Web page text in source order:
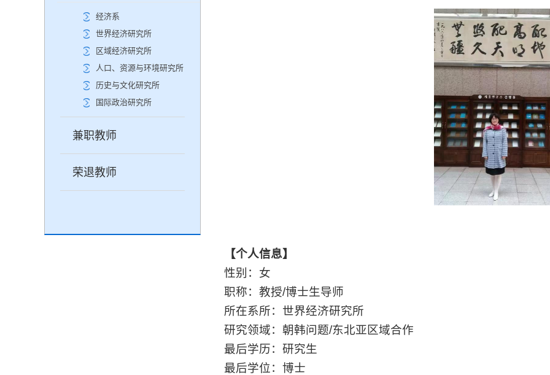
经济系
世界经济研究所
区域经济研究所
人口、资源与环境研究所
历史与文化研究所
国际政治研究所
兼职教师
荣退教师
【个人信息】
性别：女
职称：教授/博士生导师
所在系所：世界经济研究所
研究领域：朝韩问题/东北亚区域合作
最后学历：研究生
最后学位：博士